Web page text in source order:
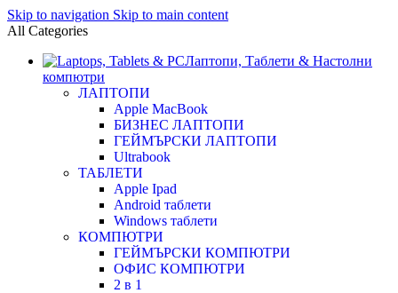
Skip to navigation Skip to main content
All Categories
Лаптопи, Таблети & Настолни
компютри
ЛАПТОПИ
Apple MacBook
БИЗНЕС ЛАПТОПИ
ГЕЙМЪРСКИ ЛАПТОПИ
Ultrabook
ТАБЛЕТИ
Apple Ipad
Android таблети
Windows таблети
КОМПЮТРИ
ГЕЙМЪРСКИ КОМПЮТРИ
ОФИС КОМПЮТРИ
2 в 1